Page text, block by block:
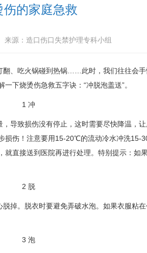
伤的家庭急救
来源：造口伤口失禁护理专科小组
、吃火锅碰到热锅……此时，我们往往会手
下烧烫伤急救五字诀：“冲脱泡盖送”。
1 冲
致损伤没有停止，这时需要尽快降温，
损伤！注意要用15-20℃的流动冷水冲洗15-
直接送到医院再进行处理。特别提示：如
2 脱
。脱衣时要避免弄破水泡。如果衣服粘
3 泡